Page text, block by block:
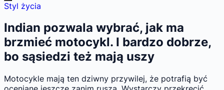
Styl życia
Indian pozwala wybrać, jak ma
brzmieć motocykl. I bardzo dobrze,
bo sąsiedzi też mają uszy
Motocykle mają ten dziwny przywilej, że potrafią być